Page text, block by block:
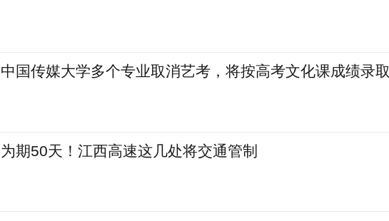
中国传媒大学多个专业取消艺考，将按高考文化课成绩录取
为期50天！江西高速这几处将交通管制